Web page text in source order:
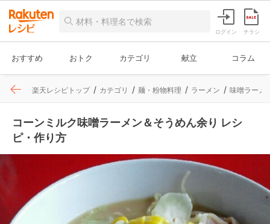
ログイン チラシ
おすすめ おトク カテゴリ 献立 コラム
楽天レシピトップ カテゴリ 麺・粉物料理 ラーメン 味噌ラーメ
コーンミルク味噌ラーメン＆そうめん余り レシ
ピ・作り方